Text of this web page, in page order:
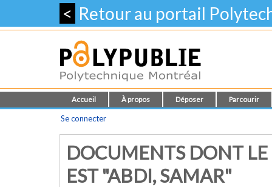
< Retour au portail
Accueil À propos Déposer Parcourir
Se connecter
DOCUMENTS DONT
EST "ABDI, SAMAR"